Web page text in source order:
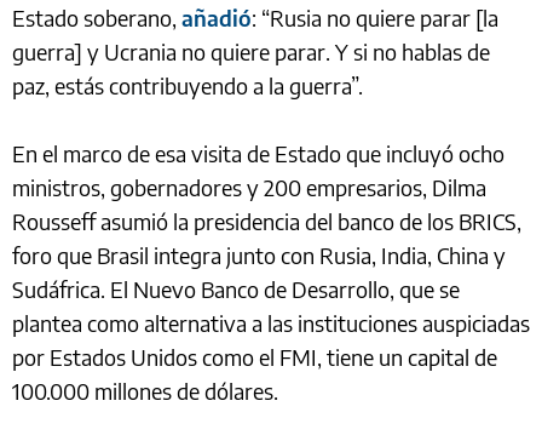
Estado soberano, añadió: “Rusia no quiere parar [la
guerra] y Ucrania no quiere parar. Y si no hablas de
paz, estás contribuyendo a la guerra”.
En el marco de esa visita de Estado que incluyó ocho
ministros, gobernadores y 200 empresarios, Dilma
Rousseff asumió la presidencia del banco de los BRICS,
foro que Brasil integra junto con Rusia, India, China y
Sudáfrica. El Nuevo Banco de Desarrollo, que se
plantea como alternativa a las instituciones auspiciadas
por Estados Unidos como el FMI, tiene un capital de
100.000 millones de dólares.